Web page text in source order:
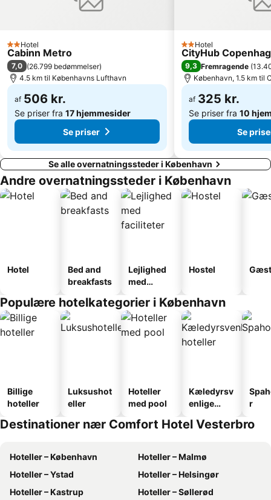
Kastellet
Københavns Bymuseum
Hundige
Home of Carlsberg
Copenhagen Port
2 Stjerner
Hotel
Cabinn Metro
7,0 (26.799 bedømmelser)
4.5 km til Københavns Lufthavn
af 506 kr.
Se priser fra 17 hjemmesider
Se priser
2 Stjerner
Hotel
CityHub
9,3 Fremragende (
København, 1.5 km til
af 325 kr.
Se priser fra 10
Se
Se alle overnatningssteder i København
Andre overnatningssteder i København
Hotel
Bed and
breakfasts
Lejlighed
med
Hostel
Populære hotelkategorier i København
Billige
hoteller
Luksushot
eller
Hoteller
med pool
Kæledyrsv
enlige
r
Destinationer nær Comfort Hotel Vesterbro
Hoteller – København
Hoteller – Malmø
Hoteller – Ystad
Hoteller – Helsingør
Hoteller – Kastrup
Hoteller – Søllerød